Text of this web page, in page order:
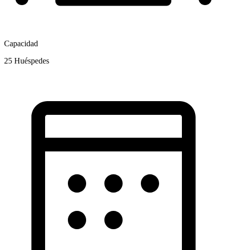
Capacidad
25 Huéspedes